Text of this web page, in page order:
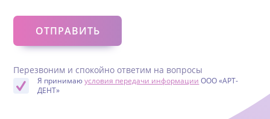
Перезвоним и спокойно ответим на вопросы
Я принимаюусловия передачи информации ООО «АРТ-
ДЕНТ»